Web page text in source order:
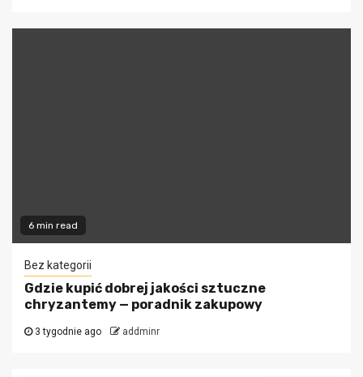
6 min read
Bez kategorii
Gdzie kupić dobrej jakości sztuczne
chryzantemy — poradnik zakupowy
3 tygodnie ago addminr